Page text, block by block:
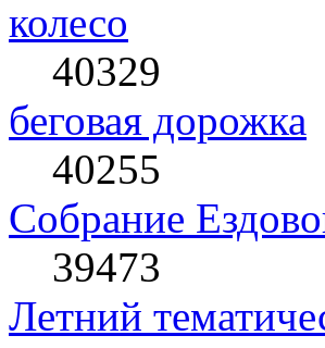
колесо
40329
беговая дорожка
40255
Собрание
39473
Летний